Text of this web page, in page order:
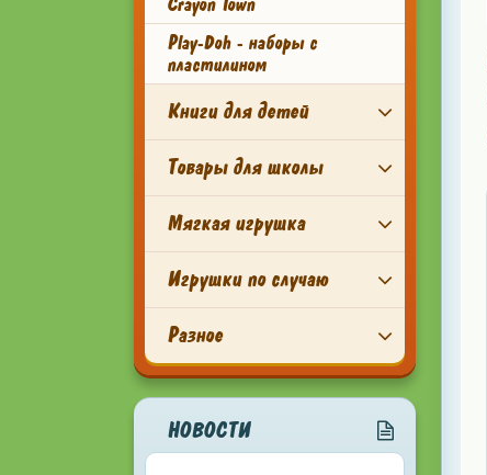
Play-Doh - наборы с
пластилином
Книги для детей
Товары для школы
Мягкая игрушка
Игрушки по случаю
Разное
НОВОСТИ